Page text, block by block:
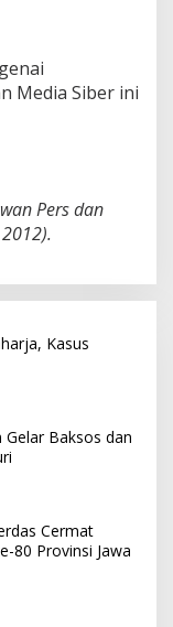
Media Siber ini
Pers dan
Kasus
Gelar Baksos dan
Cermat
80 Provinsi Jawa